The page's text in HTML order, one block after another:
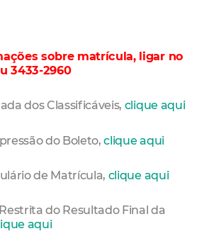
sobre matrícula, ligar no
3433-2960
dos Classificáveis, clique aqui
do Boleto,clique aqui
de Matrícula, clique aqui
do Resultado Final da
aqui